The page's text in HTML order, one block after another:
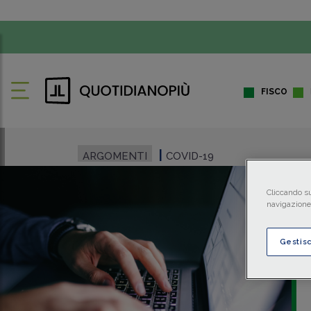
FISCO
ARGOMENTI COVID-19
Cliccando